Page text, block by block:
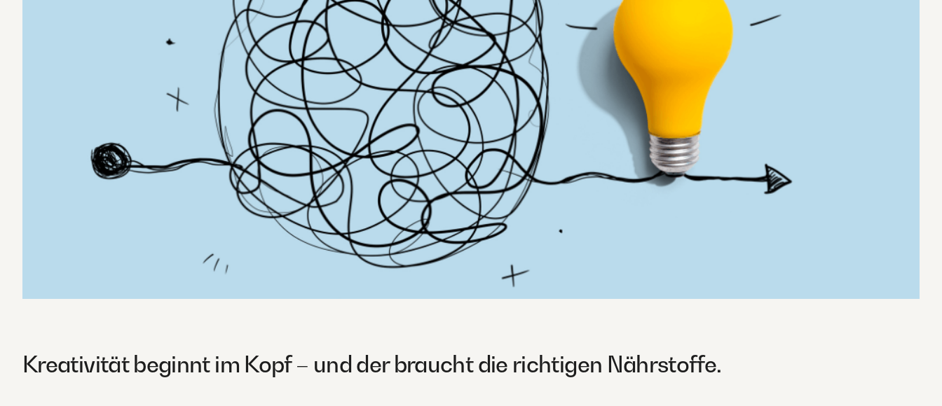
Kreativität beginnt im Kopf – und der braucht die richtigen Nährstoffe.